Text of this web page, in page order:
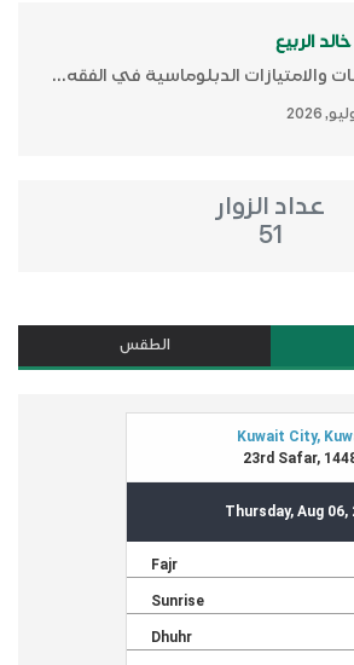
الربيع
والامتيازات الدبلوماسية في الفقه...
عداد الزوار
51
الطقس